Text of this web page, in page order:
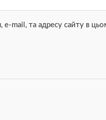
e-mail, та адресу сайту в